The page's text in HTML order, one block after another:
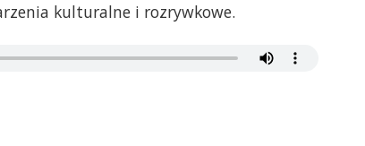
kulturalne i rozrywkowe.